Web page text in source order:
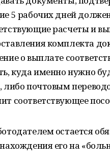
5 рабочих дней
расчеты и
комплекта
о выплате
куда именно нужно
либо почтовым
соответствующее
остается
его на